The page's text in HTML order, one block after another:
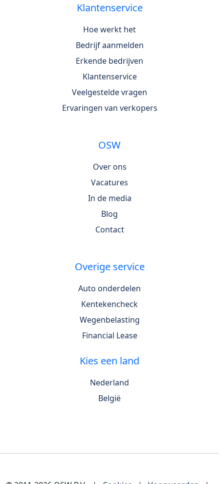
Klantenservice
Hoe werkt het
Bedrijf aanmelden
Erkende bedrijven
Klantenservice
Veelgestelde vragen
Ervaringen van verkopers
OSW
Over ons
Vacatures
In de media
Blog
Contact
Overige service
Auto onderdelen
Kentekencheck
Wegenbelasting
Financial Lease
Kies een land
Nederland
België